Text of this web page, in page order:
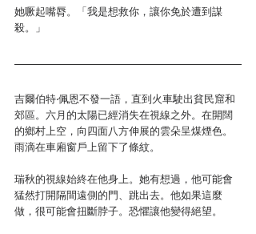
她噘起嘴脣。「我是想救你，讓你免於遭到謀
殺。」
吉爾伯特‧佩恩不發一語，直到火車駛出貧民窟和
郊區。六月的太陽已經消失在視線之外。在開闊
的鄉村上空，向四面八方伸展的雲朵呈煤煙色。
雨滴在車廂窗戶上留下了條紋。
瑞秋的視線始終在他身上。她有想過，他可能會
猛然打開隔間遠側的門、跳出去。他如果這麼
做，很可能會扭斷脖子。恐懼讓他變得絕望。